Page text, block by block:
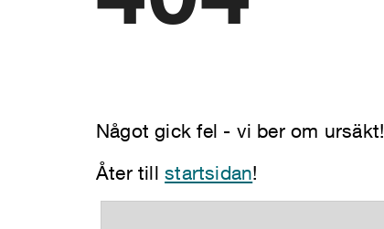
Något gick fel - vi ber om ursäkt!
Åter tillstartsidan!